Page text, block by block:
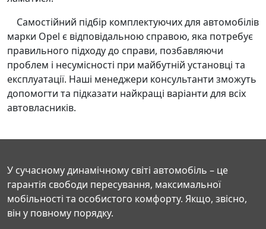
Самостійний підбір комплектуючих для автомобілів
марки Opel є відповідальною справою, яка потребує
правильного підходу до справи, позбавляючи
проблем і несумісності при майбутній установці та
експлуатації. Наші менеджери консультанти зможуть
допомогти та підказати найкращі варіанти для всіх
автовласників.
У сучасному динамічному світі автомобіль – це
гарантія свободи пересування, максимальної
мобільності та особистого комфорту. Якщо, звісно,
він у повному порядку.